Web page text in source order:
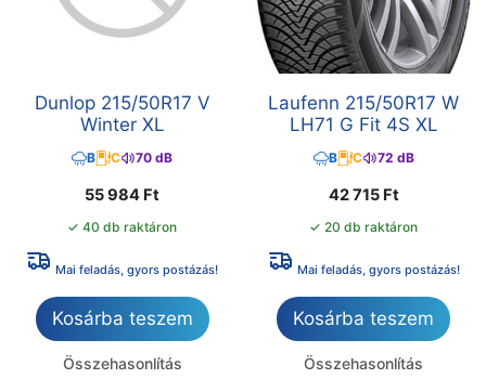
Dunlop 215/50R17 V
Winter XL
B C 70 dB
55 984 Ft
✓ 40 db raktáron
Mai feladás, gyors postázás!
Kosárba teszem
Összehasonlítás
Laufenn 215/50R17 W
LH71 G Fit 4S XL
B C 72 dB
42 715 Ft
✓ 20 db raktáron
Mai feladás, gyors postázás!
Kosárba teszem
Összehasonlítás